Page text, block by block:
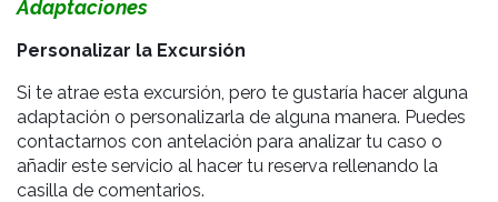
Adaptaciones
Personalizar la Excursión
Si te atrae esta excursión, pero te gustaría hacer alguna
adaptación o personalizarla de alguna manera. Puedes
contactarnos con antelación para analizar tu caso o
añadir este servicio al hacer tu reserva rellenando la
casilla de comentarios.